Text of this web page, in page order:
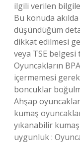
ilgili verilen
Bu konuda akılda
düşündüğüm
dikkat edilmesi
veya TSE belgesi
Oyuncakların
içermemesi
boncuklar
Ahşap
kumaş
yıkanabilir
uygunluk :